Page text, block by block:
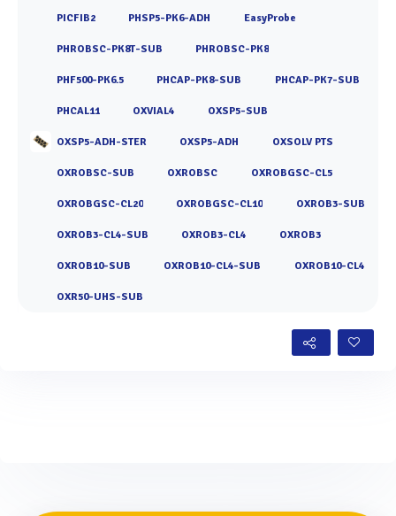
PICFIB2 PHSP5-PK6-ADH EasyProbe
PHROBSC-PK8T-SUB PHROBSC-PK8
PHF500-PK6.5 PHCAP-PK8-SUB PHCAP-PK7-SUB
PHCAL11 OXVIAL4 OXSP5-SUB
OXSP5-ADH-STER OXSP5-ADH OXSOLV PTS
OXROBSC-SUB OXROBSC OXROBGSC-CL5
OXROBGSC-CL20 OXROBGSC-CL10 OXROB3-SUB
OXROB3-CL4-SUB OXROB3-CL4 OXROB3
OXROB10-SUB OXROB10-CL4-SUB OXROB10-CL4
OXR50-UHS-SUB